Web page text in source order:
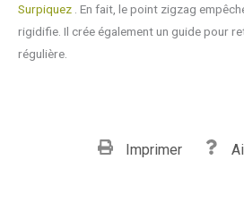
Surpiquez . En fait, le point zigzag
rigidifie. Il crée également un guide pour
régulière.
Imprimer